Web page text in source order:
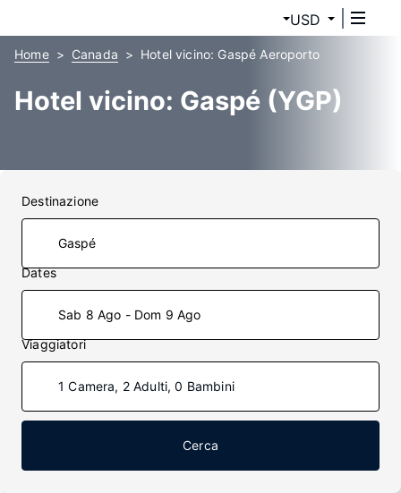
USD
Home Canada Hotel vicino: Gaspé Aeroporto
Hotel vicino: Gaspé (YGP)
Destinazione
Dates
Sab 8 Ago - Dom 9 Ago
Viaggiatori
1 Camera, 2 Adulti, 0 Bambini
Cerca